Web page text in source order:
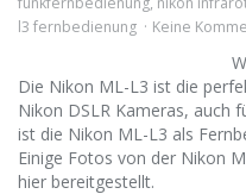
l3 fernbedienung
Keine
Die Nikon ML-L3 ist die
Nikon DSLR Kameras, auch
ist die Nikon ML-L3 als
Einige Fotos von der Nikon
hier bereitgestellt.